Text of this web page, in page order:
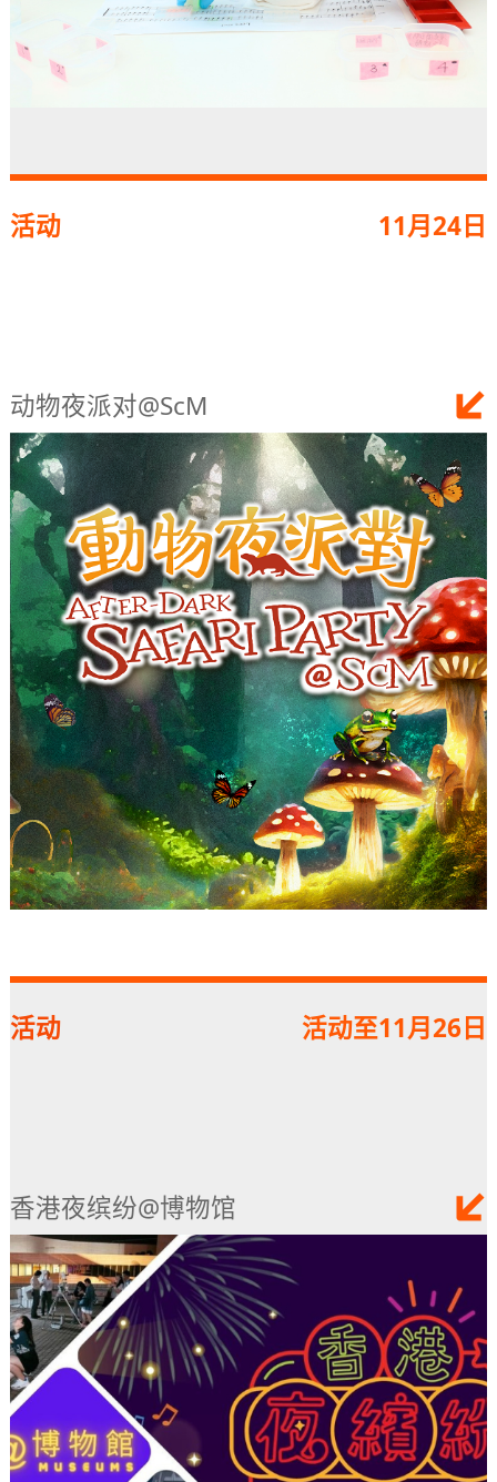
活动 11月24日
动物夜派对@ScM
活动 活动至11月26日
香港夜缤纷@博物馆